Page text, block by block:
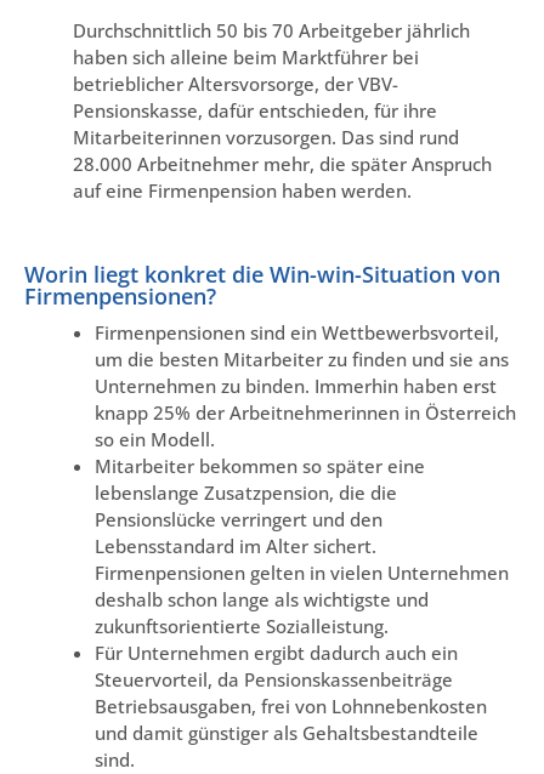
Durchschnittlich 50 bis 70 Arbeitgeber jährlich
haben sich alleine beim Marktführer bei
betrieblicher Altersvorsorge, der VBV-
Pensionskasse, dafür entschieden, für ihre
Mitarbeiterinnen vorzusorgen. Das sind rund
28.000 Arbeitnehmer mehr, die später Anspruch
auf eine Firmenpension haben werden.
Worin liegt konkret die Win-win-Situation von
Firmenpensionen?
Firmenpensionen sind ein Wettbewerbsvorteil,
um die besten Mitarbeiter zu finden und sie ans
Unternehmen zu binden. Immerhin haben erst
knapp 25% der Arbeitnehmerinnen in Österreich
so ein Modell.
Mitarbeiter bekommen so später eine
lebenslange Zusatzpension, die die
Pensionslücke verringert und den
Lebensstandard im Alter sichert.
Firmenpensionen gelten in vielen Unternehmen
deshalb schon lange als wichtigste und
zukunftsorientierte Sozialleistung.
Für Unternehmen ergibt dadurch auch ein
Steuervorteil, da Pensionskassenbeiträge
Betriebsausgaben, frei von Lohnnebenkosten
und damit günstiger als Gehaltsbestandteile
sind.